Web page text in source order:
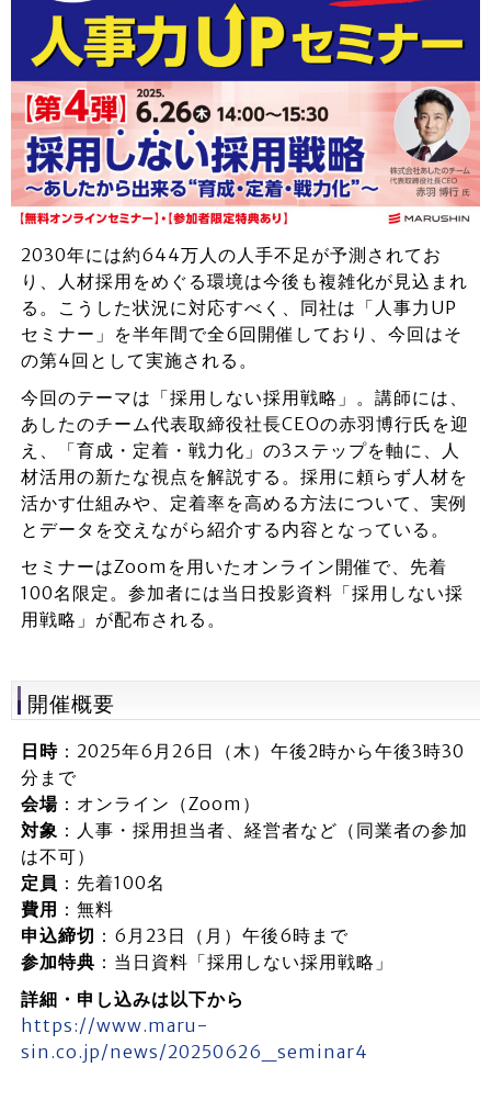
2030年には約644万人の人手不足が予測されてお
り、人材採用をめぐる環境は今後も複雑化が見込まれ
る。こうした状況に対応すべく、同社は「人事力UP
セミナー」を半年間で全6回開催しており、今回はそ
の第4回として実施される。
今回のテーマは「採用しない採用戦略」。講師には、
あしたのチーム代表取締役社長CEOの赤羽博行氏を迎
え、「育成・定着・戦力化」の3ステップを軸に、人
材活用の新たな視点を解説する。採用に頼らず人材を
活かす仕組みや、定着率を高める方法について、実例
とデータを交えながら紹介する内容となっている。
セミナーはZoomを用いたオンライン開催で、先着
100名限定。参加者には当日投影資料「採用しない採
用戦略」が配布される。
開催概要
日時：2025年6月26日（木）午後2時から午後3時30
分まで
会場：オンライン（Zoom）
対象 ：人事・採用担当者、経営者など（同業者の参加
は不可）
定員 ：先着100名
費用 ：無料
申込締切 ：6月23日（月）午後6時まで
参加特典 ：当日資料「採用しない採用戦略」
詳細・申し込みは以下から
https://www.maru-
sin.co.jp/news/20250626_seminar4